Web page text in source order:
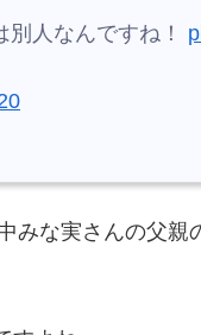
人なんですね！
みな実さんの父親